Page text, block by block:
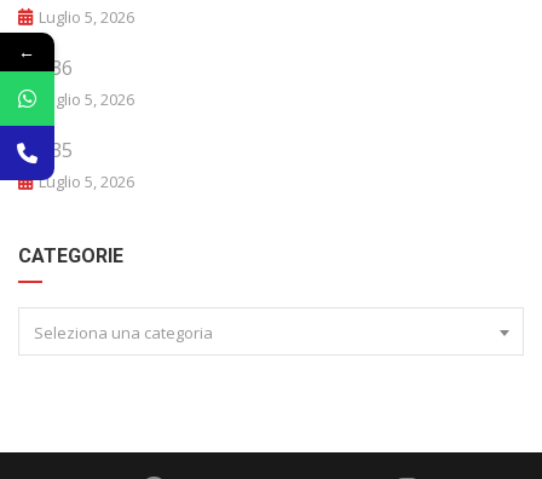
Luglio 5, 2026
29036
Luglio 5, 2026
29035
Luglio 5, 2026
CATEGORIE
Seleziona una categoria
←